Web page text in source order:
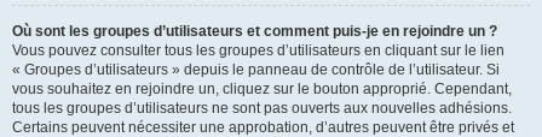
Où sont les groupes d’utilisateurs et comment puis-je en rejoindre un ?
Vous pouvez consulter tous les groupes d’utilisateurs en cliquant sur le lien
« Groupes d’utilisateurs » depuis le panneau de contrôle de l’utilisateur. Si
vous souhaitez en rejoindre un, cliquez sur le bouton approprié. Cependant,
tous les groupes d’utilisateurs ne sont pas ouverts aux nouvelles adhésions.
Certains peuvent nécessiter une approbation, d’autres peuvent être privés et